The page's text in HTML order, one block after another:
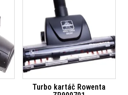
Turbo kartáč Rowenta